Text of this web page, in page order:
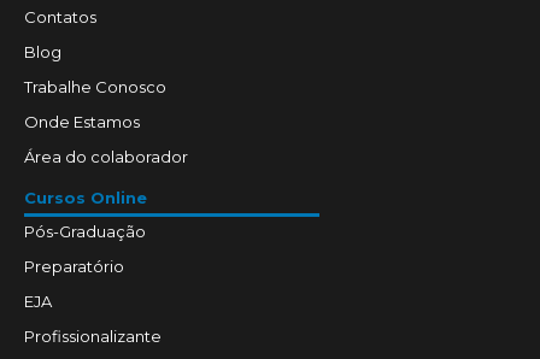
Contatos
Blog
Trabalhe Conosco
Onde Estamos
Área do colaborador
Cursos Online
Pós-Graduação
Preparatório
EJA
Profissionalizante